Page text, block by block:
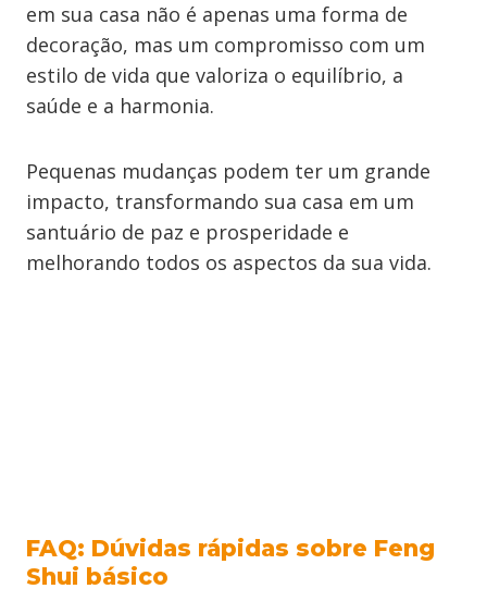
em sua casa não é apenas uma forma de
decoração, mas um compromisso com um
estilo de vida que valoriza o equilíbrio, a
saúde e a harmonia.
Pequenas mudanças podem ter um grande
impacto, transformando sua casa em um
santuário de paz e prosperidade e
melhorando todos os aspectos da sua vida.
FAQ: Dúvidas rápidas sobre Feng
Shui básico